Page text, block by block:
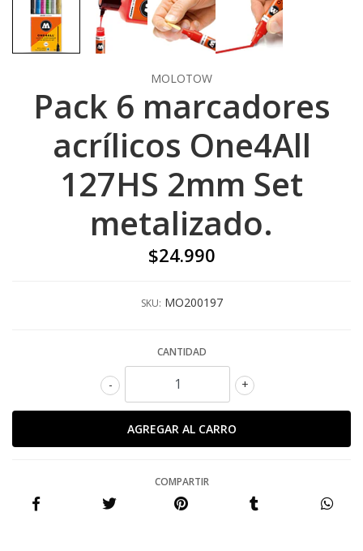
MOLOTOW
Pack 6 marcadores
acrílicos One4All
127HS 2mm Set
metalizado.
$24.990
SKU: MO200197
CANTIDAD
+
-
COMPARTIR